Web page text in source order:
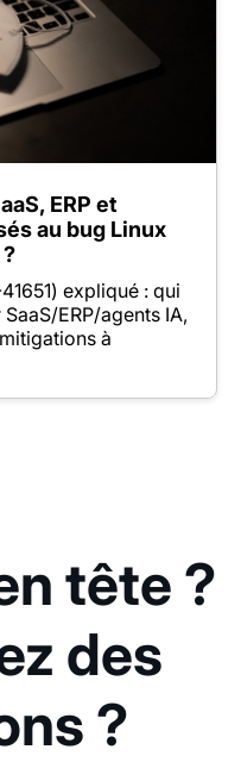
ERP et
au bug Linux
expliqué : qui
ERP/agents IA,
à
tête ?
des
?